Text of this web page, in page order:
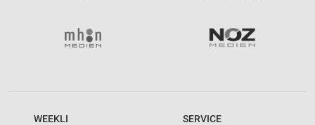
WEEKLI SERVICE